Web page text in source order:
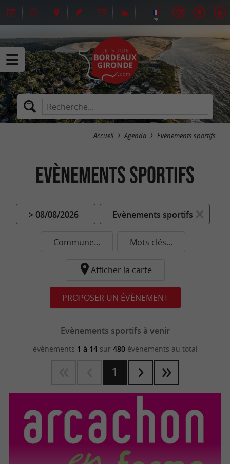
Accueil Agenda Evènements sportifs
Evènements sportifs
> 08/08/2026 Evènements sportifs
Commune... Mots clés...
Afficher la carte
PROPOSER UN ÉVÈNEMENT
Evènements sportifs à venir
évènements 1 à 14sur 480évènements au total
1